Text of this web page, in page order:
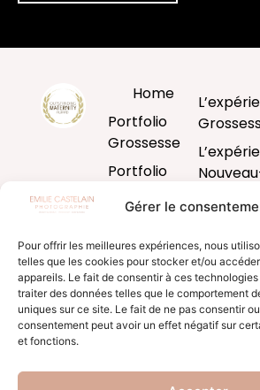
Gérer le
Pour offrir les meilleures expériences, nous
telles que les cookies pour stocker et/ou
appareils. Le fait de consentir à ces
traiter des données telles que le comportement
uniques sur ce site. Le fait de ne pas consentir
consentement peut avoir un effet négatif sur
et fonctions.
Home
Portfolio
Grossesse
Portfolio
Bébé
Portfolio
Famille
Blog
famille
Produits
d’art